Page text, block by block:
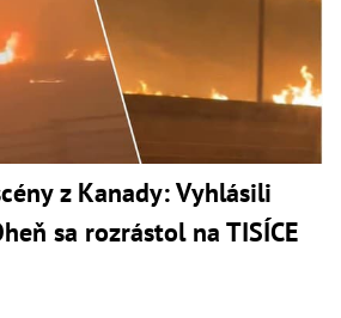
z Kanady: Vyhlásili
sa rozrástol na TISÍCE